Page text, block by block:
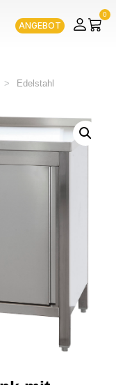
ANGEBOT
0
>
Edelstahl